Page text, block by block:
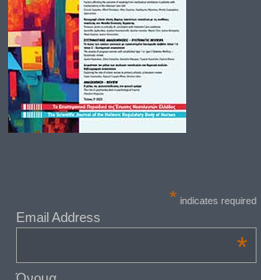
* indicates required
Email Address
*